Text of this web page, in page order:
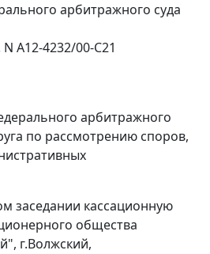
арбитражного суда
N А12-4232/00-С21
арбитражного
по рассмотрению споров,
заседании кассационную
общества
г.Волжский,